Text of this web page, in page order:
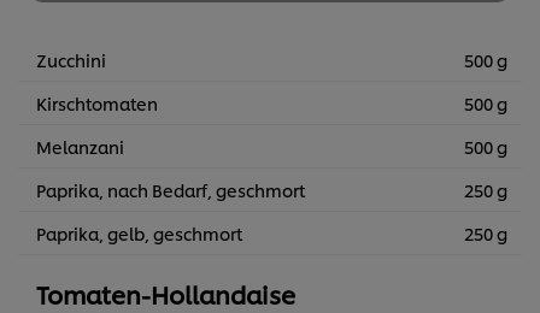
Zucchini
500 g
Kirschtomaten
500 g
Melanzani
500 g
Paprika, nach Bedarf, geschmort
250 g
Paprika, gelb, geschmort
250 g
Tomaten-Hollandaise